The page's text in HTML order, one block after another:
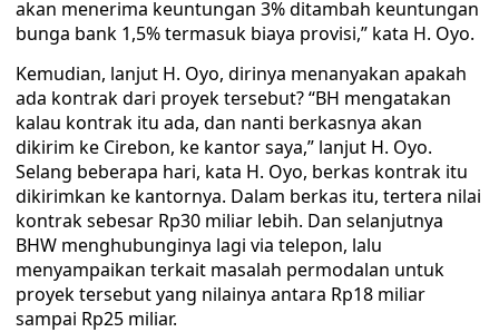
akan menerima keuntungan 3% ditambah keuntungan
bunga bank 1,5% termasuk biaya provisi,” kata H. Oyo.
Kemudian, lanjut H. Oyo, dirinya menanyakan apakah
ada kontrak dari proyek tersebut? “BH mengatakan
kalau kontrak itu ada, dan nanti berkasnya akan
dikirim ke Cirebon, ke kantor saya,” lanjut H. Oyo.
Selang beberapa hari, kata H. Oyo, berkas kontrak itu
dikirimkan ke kantornya. Dalam berkas itu, tertera nilai
kontrak sebesar Rp30 miliar lebih. Dan selanjutnya
BHW menghubunginya lagi via telepon, lalu
menyampaikan terkait masalah permodalan untuk
proyek tersebut yang nilainya antara Rp18 miliar
sampai Rp25 miliar.